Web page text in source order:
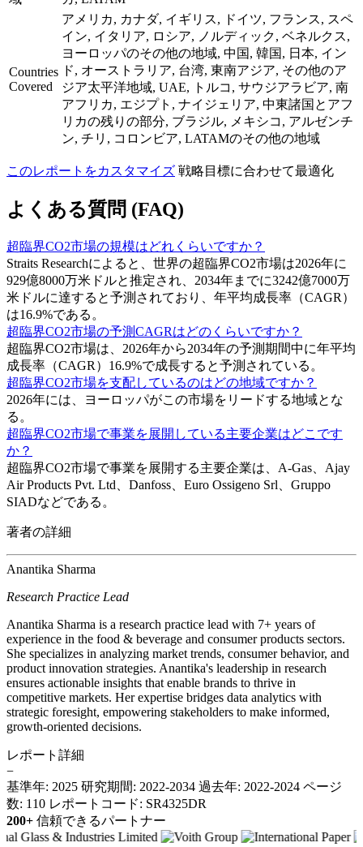
Countries
Covered
アメリカ, カナダ, イギリス, ドイツ, フランス, スペ
イン, イタリア, ロシア, ノルディック, ベネルクス,
ヨーロッパのその他の地域, 中国, 韓国, 日本, イン
ド, オーストラリア, 台湾, 東南アジア, その他のア
ジア太平洋地域, UAE, トルコ, サウジアラビア, 南
アフリカ, エジプト, ナイジェリア, 中東諸国とアフ
リカの残りの部分, ブラジル, メキシコ, アルゼンチ
ン, チリ, コロンビア, LATAMのその他の地域
このレポートをカスタマイズ 戦略目標に合わせて最適化
よくある質問 (FAQ)
超臨界CO2市場の規模はどれくらいですか？
Straits Researchによると、世界の超臨界CO2市場は2026年に
929億8000万米ドルと推定され、2034年までに3242億7000万
米ドルに達すると予測されており、年平均成長率（CAGR）
は16.9%である。
超臨界CO2市場の予測CAGRはどのくらいですか？
超臨界CO2市場は、2026年から2034年の予測期間中に年平均
成長率（CAGR）16.9%で成長すると予測されている。
超臨界CO2市場を支配しているのはどの地域ですか？
2026年には、ヨーロッパがこの市場をリードする地域とな
る。
超臨界CO2市場で事業を展開している主要企業はどこです
か？
超臨界CO2市場で事業を展開する主要企業は、A-Gas、Ajay
Air Products Pvt. Ltd、Danfoss、Euro Ossigeno Srl、Gruppo
SIADなどである。
著者の詳細
Anantika Sharma
Research Practice Lead
Anantika Sharma is a research practice lead with 7+ years of
experience in the food & beverage and consumer products sectors.
She specializes in analyzing market trends, consumer behavior, and
product innovation strategies. Anantika's leadership in research
ensures actionable insights that enable brands to thrive in
competitive markets. Her expertise bridges data analytics with
strategic foresight, empowering stakeholders to make informed,
growth-oriented decisions.
レポート詳細
−
基準年: 2025 研究期間: 2022-2034 過去年: 2022-2024 ページ
数: 110 レポートコード: SR4325DR
200+ 信頼できるパートナー